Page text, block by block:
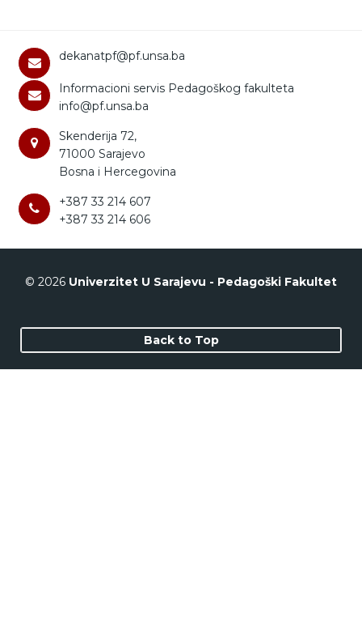
dekanatpf@pf.unsa.ba
Informacioni servis Pedagoškog fakulteta
info@pf.unsa.ba
Skenderija 72,
71000 Sarajevo
Bosna i Hercegovina
+387 33 214 607
+387 33 214 606
© 2026 Univerzitet U Sarajevu - Pedagoški Fakultet
Back to Top